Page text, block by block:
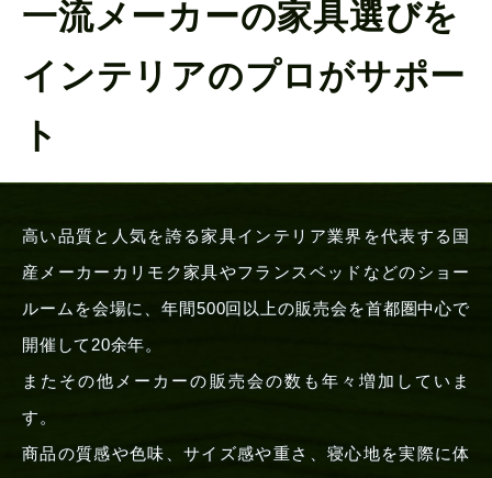
一流メーカーの家具選びを
インテリアのプロがサポー
ト
高い品質と人気を誇る家具インテリア業界を代表する国
産メーカーカリモク家具やフランスベッドなどのショー
ルームを会場に、年間500回以上の販売会を首都圏中心で
開催して20余年。
またその他メーカーの販売会の数も年々増加していま
す。
商品の質感や色味、サイズ感や重さ、寝心地を実際に体